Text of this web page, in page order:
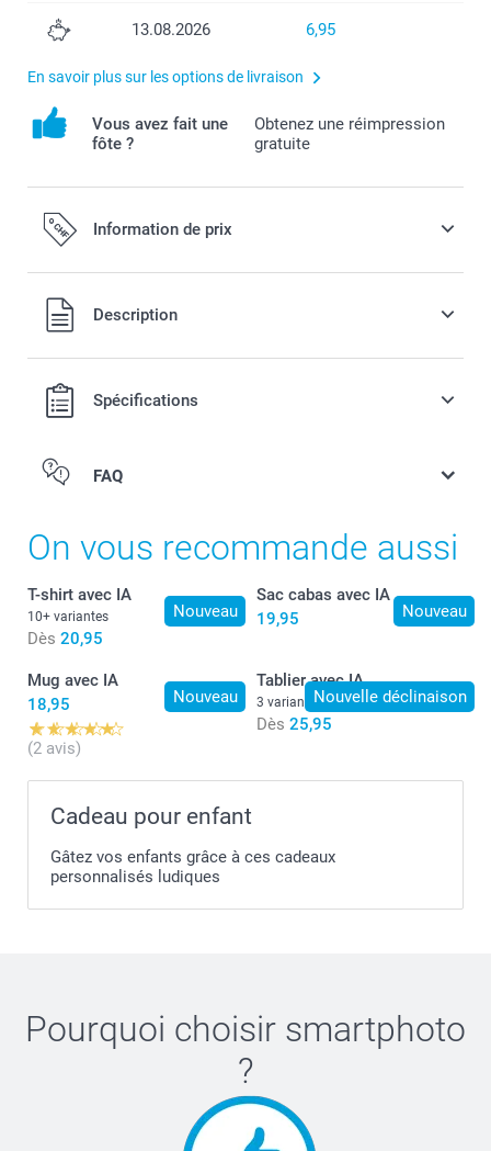
13.08.2026 6,95
En savoir plus sur les options de livraison
Vous avez fait une
fôte ?
Obtenez une réimpression
gratuite
Information de prix
Tous les prix sont en francs suisses (CHF), TVA incluse et
hors frais de port.
Description
Spécifications
FAQ
Nous recommandons un lavage à 30 degrés Celsius.
Utilisez un détergent doux, évitez l'eau de Javel et
On vous recommande aussi
Nouveau
T-shirt avec IA
10+ variantes
Dès 20,95
Nouveau
Sac cabas avec IA
19,95
Nouveau
Mug avec IA
18,95
(2 avis)
Nouvelle déclinaison
Tablier avec IA
3 variantes
Dès 25,95
Cadeau pour enfant
Gâtez vos enfants grâce à ces cadeaux
personnalisés ludiques
Pourquoi choisir smartphoto
?